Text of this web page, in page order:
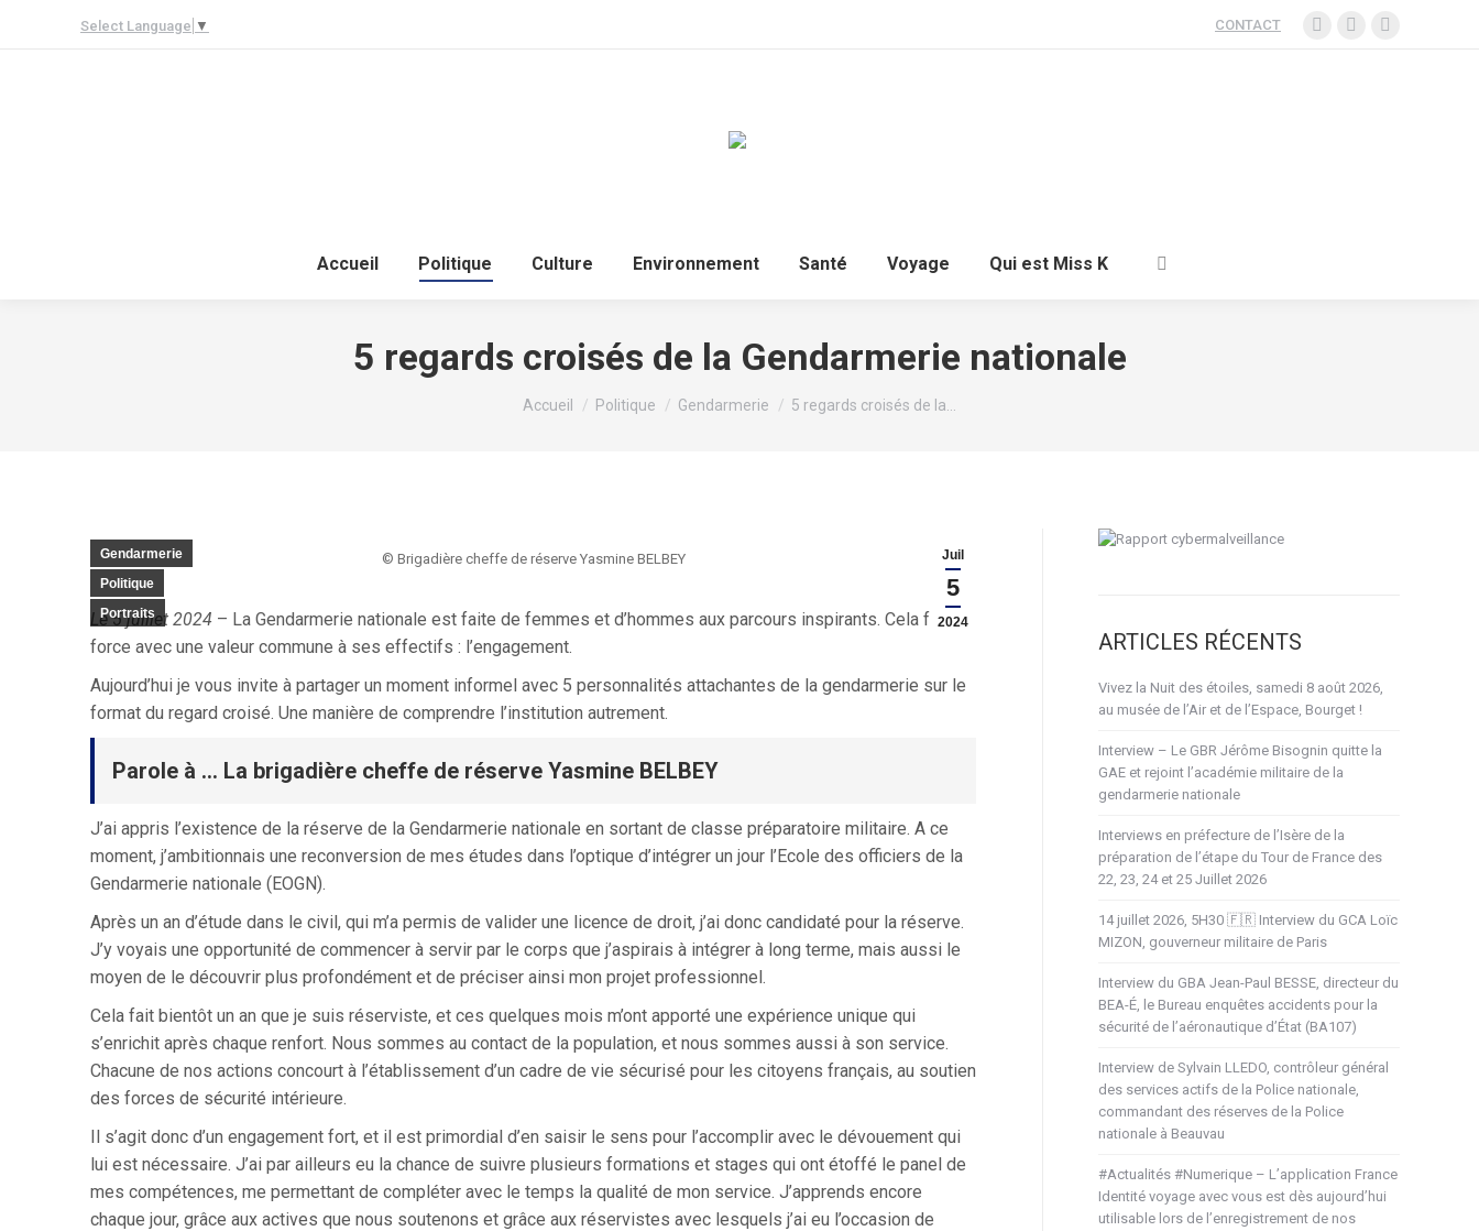
Select Language ▼ CONTACT
Accueil Politique Culture Environnement Santé Voyage Qui est Miss K
5 regards croisés de la Gendarmerie nationale
Vous êtes ici :
Accueil Politique Gendarmerie 5 regards croisés de la…
Juil
5
2024
Gendarmerie
Politique
Portraits
© Brigadière cheffe de réserve Yasmine BELBEY
Le 5 juillet 2024 – La Gendarmerie nationale est faite de femmes et d’hommes aux parcours inspirants. Cela fait sa
force avec une valeur commune à ses effectifs : l’engagement.
Aujourd’hui je vous invite à partager un moment informel avec 5 personnalités attachantes de la gendarmerie sur le
format du regard croisé. Une manière de comprendre l’institution autrement.
Parole à … La brigadière cheffe de réserve Yasmine BELBEY
J’ai appris l’existence de la réserve de la Gendarmerie nationale en sortant de classe préparatoire militaire. A ce
moment, j’ambitionnais une reconversion de mes études dans l’optique d’intégrer un jour l’Ecole des officiers de la
Gendarmerie nationale (EOGN).
Après un an d’étude dans le civil, qui m’a permis de valider une licence de droit, j’ai donc candidaté pour la réserve.
J’y voyais une opportunité de commencer à servir par le corps que j’aspirais à intégrer à long terme, mais aussi le
moyen de le découvrir plus profondément et de préciser ainsi mon projet professionnel.
Cela fait bientôt un an que je suis réserviste, et ces quelques mois m’ont apporté une expérience unique qui
s’enrichit après chaque renfort. Nous sommes au contact de la population, et nous sommes aussi à son service.
Chacune de nos actions concourt à l’établissement d’un cadre de vie sécurisé pour les citoyens français, au soutien
des forces de sécurité intérieure.
Il s’agit donc d’un engagement fort, et il est primordial d’en saisir le sens pour l’accomplir avec le dévouement qui
lui est nécessaire. J’ai par ailleurs eu la chance de suivre plusieurs formations et stages qui ont étoffé le panel de
mes compétences, me permettant de compléter avec le temps la qualité de mon service. J’apprends encore
chaque jour, grâce aux actives que nous soutenons et grâce aux réservistes avec lesquels j’ai eu l’occasion de
ARTICLES RÉCENTS
Vivez la Nuit des étoiles, samedi 8 août 2026,
au musée de l’Air et de l’Espace, Bourget !
Interview – Le GBR Jérôme Bisognin quitte la
GAE et rejoint l’académie militaire de la
gendarmerie nationale
Interviews en préfecture de l’Isère de la
préparation de l’étape du Tour de France des
22, 23, 24 et 25 Juillet 2026
14 juillet 2026, 5H30 🇫🇷 Interview du GCA Loïc
MIZON, gouverneur militaire de Paris
Interview du GBA Jean-Paul BESSE, directeur du
BEA-É, le Bureau enquêtes accidents pour la
sécurité de l’aéronautique d’État (BA107)
Interview de Sylvain LLEDO, contrôleur général
des services actifs de la Police nationale,
commandant des réserves de la Police
nationale à Beauvau
#Actualités #Numerique – L’application France
Identité voyage avec vous est dès aujourd’hui
utilisable lors de l’enregistrement de nos
Qui est Miss K